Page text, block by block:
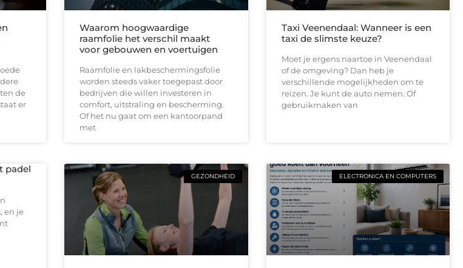
de
er
Waarom hoogwaardige
raamfolie het verschil maakt
voor gebouwen en voertuigen
Raamfolie en lakbeschermingsfolie
worden steeds vaker toegepast door
bedrijven die willen investeren in
comfort, uitstraling en bescherming.
Of het nu gaat om een kantoorpand
met
Taxi Veenendaal: Wanneer is een
taxi de slimste keuze?
Moet je ergens naartoe in Veenendaal
of de omgeving? Dan heb je
verschillende mogelijkheden om te
reizen. Je kunt de auto nemen. Of
gebruikmaken van
padel
en je
GEZONDHEID ELECTRONICA EN COMPUTERS